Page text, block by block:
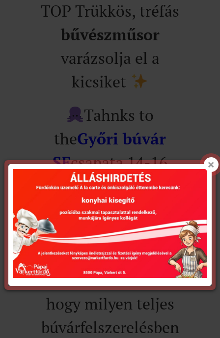
TOP Trükkös, tréfás
bűvészműsor
varázsolja el a
kicsiket
Tahnks to
theGyőri búvár
SEcsapata 14-16
óráig biztosít
lehetőséget egy
valódi víz alatti
felfedezésre.
A
résztvevők átélhetik
hogy milyen teljes
búvárfelszerelésben